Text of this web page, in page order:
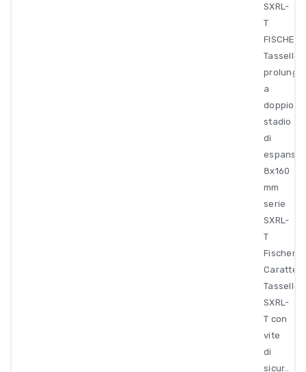
SXRL-
T
FISCHER
Tassello
a
doppio
stadio
di
8x160
mm
serie
SXRL-
T
Fischer.
Tassello
SXRL-
T con
vite
di
sicur..